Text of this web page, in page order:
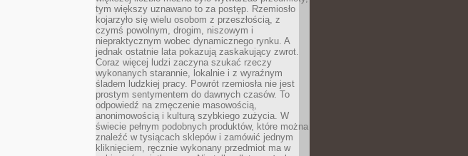
tym większy uznawano to za postęp. Rzemiosło
kojarzyło się wielu osobom z przeszłością, z
czymś powolnym, drogim, niszowym i
niepraktycznym wobec dynamicznego rynku. A
jednak ostatnie lata pokazują zaskakujący zwrot.
Coraz więcej ludzi zaczyna szukać rzeczy
wykonanych starannie, lokalnie i z wyraźnym
śladem ludzkiej pracy. Powrót rzemiosła nie jest
prostym sentymentem do dawnych czasów. To
odpowiedź na zmęczenie masowością,
anonimowością i kulturą szybkiego zużycia. W
świecie pełnym podobnych produktów, które można
znaleźć w tysiącach sklepów i zamówić jednym
kliknięciem, ręcznie wykonany przedmiot ma w